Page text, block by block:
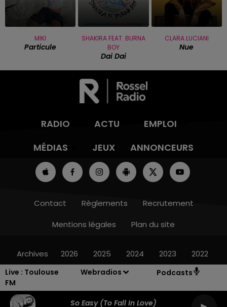
Live : Toulouse
FM
Webradios Podcasts
So Easy (to Fall In Love)
MIKI
Particule
SHAKIRA FEAT. BURNA
BOY
Dai Dai
CLARA LUCIANI
Nue
RADIO ACTU
EMPLOI
MÉDIAS
JEUX ANNONCEURS
Contact Règlements
Recrutement
Mentions légales
Plan du site
Archives 2026 2025 2024 2023 2022